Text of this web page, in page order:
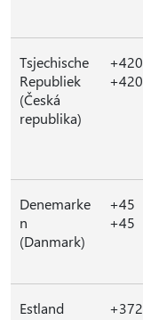
Tsjechische
Republiek
(Česká
republika)
+420
+420
Denemarke
n
(Danmark)
+45
+45
Estland
+372